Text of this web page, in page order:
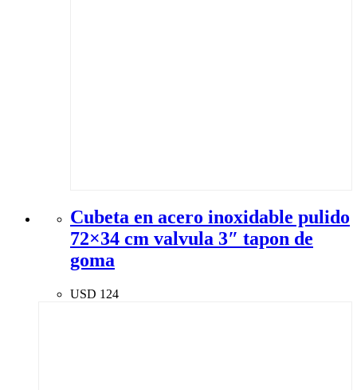
Cubeta en acero inoxidable pulido
72×34 cm valvula 3″ tapon de
goma
USD 124